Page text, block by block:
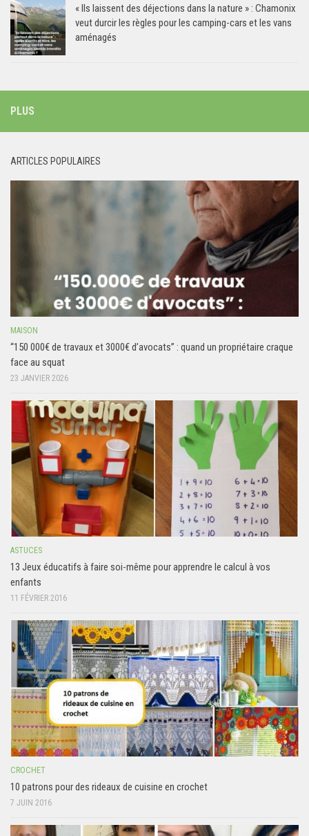
« Ils laissent des déjections dans la nature » : Chamonix
veut durcir les règles pour les camping-cars et les vans
aménagés
PLUS
ARTICLES POPULAIRES
MAISON
“150 000€ de travaux et 3000€ d’avocats” : quand un propriétaire craque
face au squat
23 JANVIER 2026
ASTUCES
13 Jeux éducatifs à faire soi-même pour apprendre le calcul à vos
enfants
11 FÉVRIER 2016
CROCHET
10 patrons pour des rideaux de cuisine en crochet
7 JUIN 2016